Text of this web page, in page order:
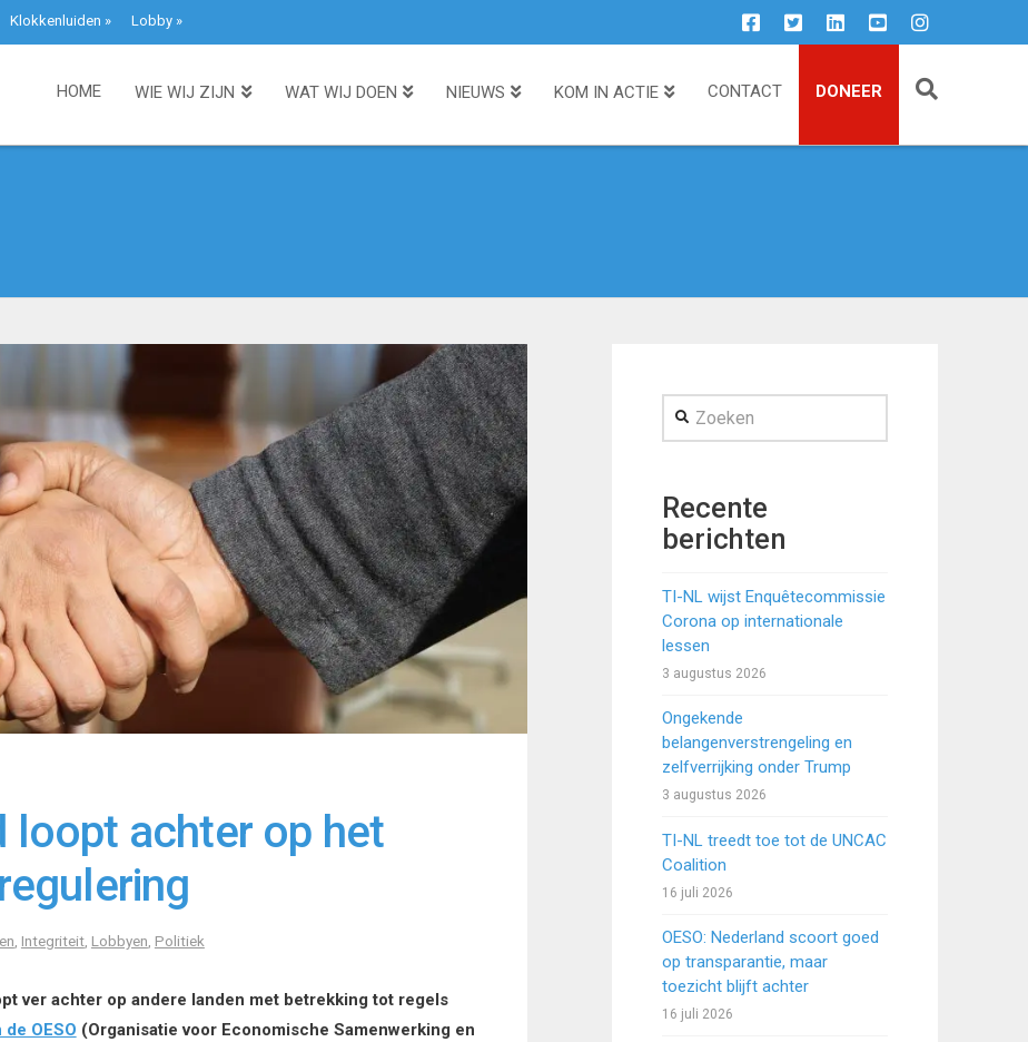
Klokkenluiden » Lobby»
HOME WIE WIJ ZIJN WAT WIJ DOEN NIEUWS KOM IN ACTIE CONTACT DONEER
loopt achter op het
Integriteit, Lobbyen Politiek
ver achter op andere landen met betrekking tot regels
OESO (Organisatie voor Economische Samenwerking en
Zoeken
Recente
berichten
TI-NL wijst Enquêtecommissie
Corona op internationale
lessen
3 augustus 2026
Ongekende
belangenverstrengeling en
zelfverrijking onder Trump
3 augustus 2026
TI-NL treedt toe tot de UNCAC
Coalition
16 juli 2026
OESO: Nederland scoort goed
op transparantie, maar
toezicht blijft achter
16 juli 2026